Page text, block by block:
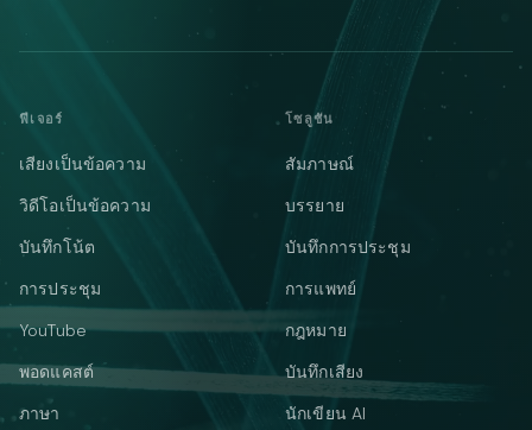
ฟีเจอร์
เสียงเป็นข้อความ
วิดีโอเป็นข้อความ
บันทึกโน้ต
การประชุม
YouTube
พอดแคสต์
ภาษา
โซลูชัน
สัมภาษณ์
บรรยาย
บันทึกการประชุม
การแพทย์
กฎหมาย
บันทึกเสียง
นักเขียน AI